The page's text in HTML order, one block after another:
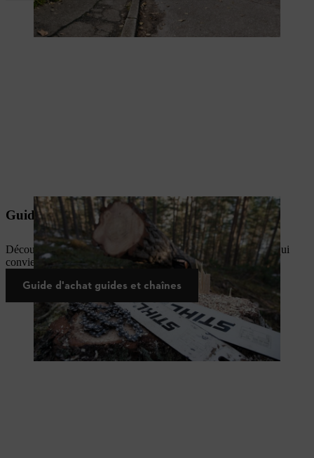
Guide d'achat chaînes et guides
Découvrez les chaînes de tronçonneuse et les guides-chaînes qui
conviennent à votre outil et à vos exigences.
Guide d'achat guides et chaînes